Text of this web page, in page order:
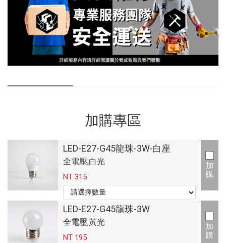
加購專區
LED-E27-G45龍珠-3W-白座
全電壓,白光
NT 315
加
購
LED-E27-G45龍珠-3W
全電壓,黃光
NT 195
加
購